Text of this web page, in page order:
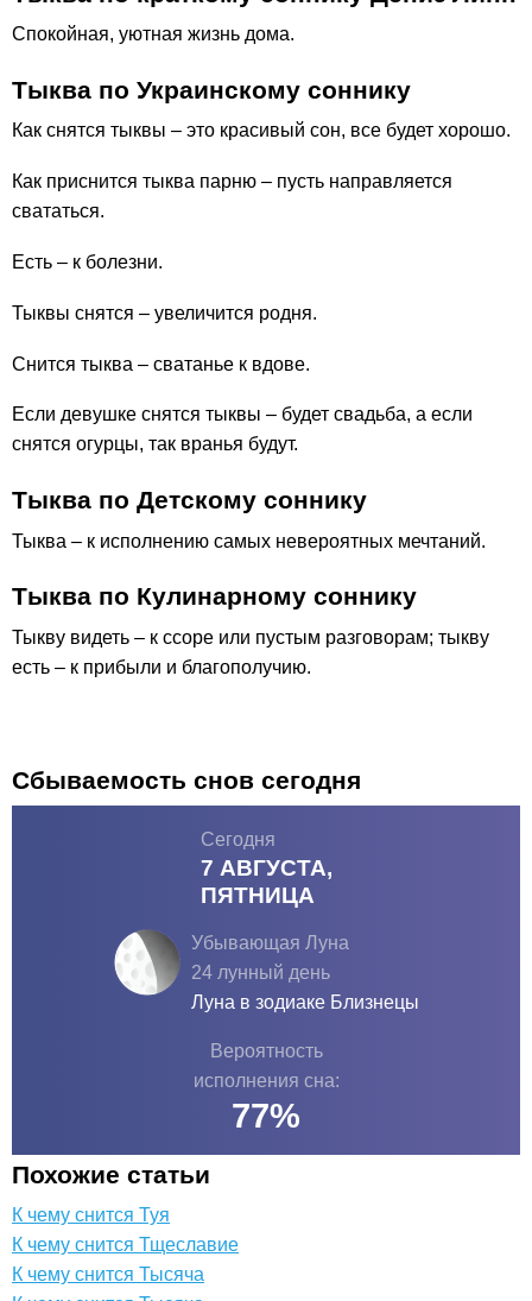
Спокойная, уютная жизнь дома.
Тыква по Украинскому соннику
Как снятся тыквы – это красивый сон, все будет хорошо.
Как приснится тыква парню – пусть направляется
свататься.
Есть – к болезни.
Тыквы снятся – увеличится родня.
Снится тыква – сватанье к вдове.
Если девушке снятся тыквы – будет свадьба, а если
снятся огурцы, так вранья будут.
Тыква по Детскому соннику
Тыква – к исполнению самых невероятных мечтаний.
Тыква по Кулинарному соннику
Тыкву видеть – к ссоре или пустым разговорам; тыкву
есть – к прибыли и благополучию.
Сбываемость снов сегодня
Сегодня
7 АВГУСТА,
ПЯТНИЦА
Убывающая Луна
24 лунный день
Луна в зодиаке Близнецы
Вероятность
исполнения сна:
77%
Похожие статьи
К чему снится Туя
К чему снится Тщеславие
К чему снится Тысяча